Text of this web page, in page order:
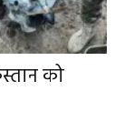
को